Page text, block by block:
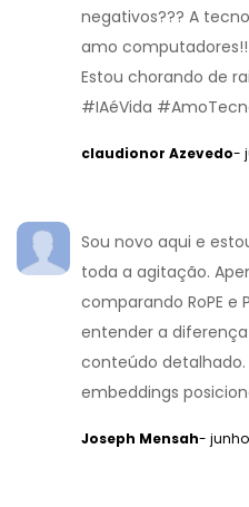
negativos??? A
amo
Estou chorando de
#IAéVida
claudionor Azevedo-
Sou novo aqui e
toda a agitação.
comparando RoPE e
entender a
conteúdo detalhado.
embeddings
Joseph Mensah- junho